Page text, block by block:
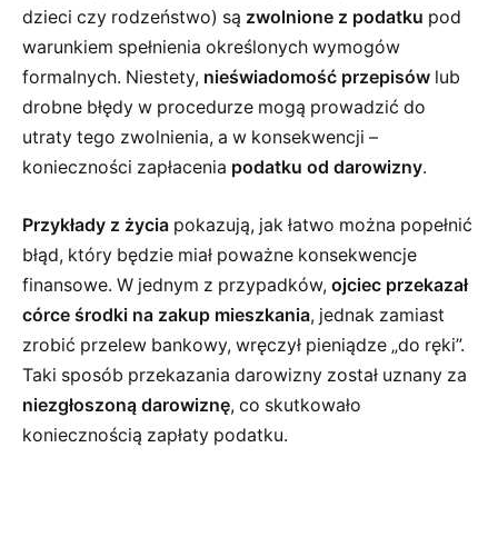
dzieci czy rodzeństwo) są zwolnione z podatku pod
warunkiem spełnienia określonych wymogów
formalnych. Niestety, nieświadomość przepisów lub
drobne błędy w procedurze mogą prowadzić do
utraty tego zwolnienia, a w konsekwencji –
konieczności zapłacenia podatku od darowizny.
Przykłady z życia pokazują, jak łatwo można popełnić
błąd, który będzie miał poważne konsekwencje
finansowe. W jednym z przypadków, ojciec przekazał
córce środki na zakup mieszkania, jednak zamiast
zrobić przelew bankowy, wręczył pieniądze „do ręki”.
Taki sposób przekazania darowizny został uznany za
niezgłoszoną darowiznę, co skutkowało
koniecznością zapłaty podatku.